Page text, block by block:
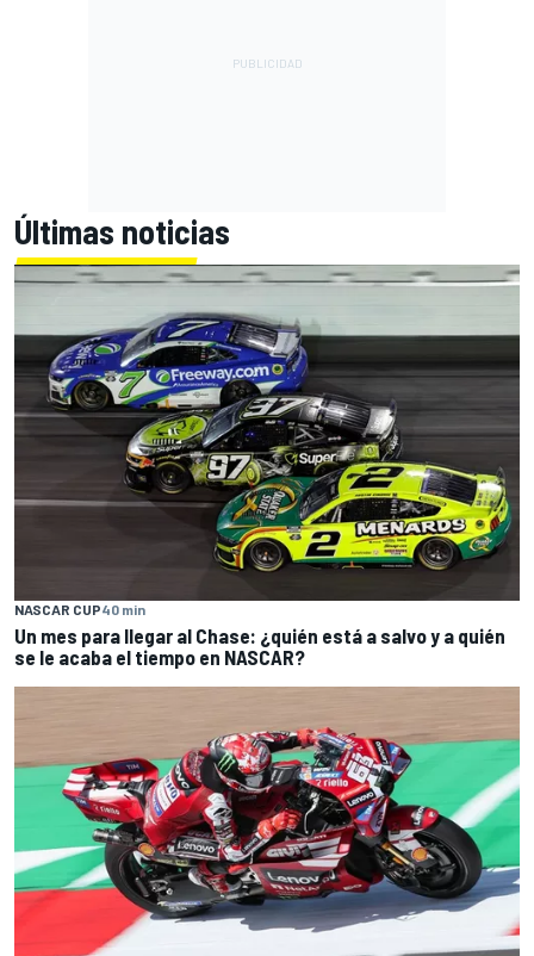
Últimas noticias
NASCAR CUP40 min
Un mes para llegar al Chase: ¿quién está a salvo y a quién
se le acaba el tiempo en NASCAR?